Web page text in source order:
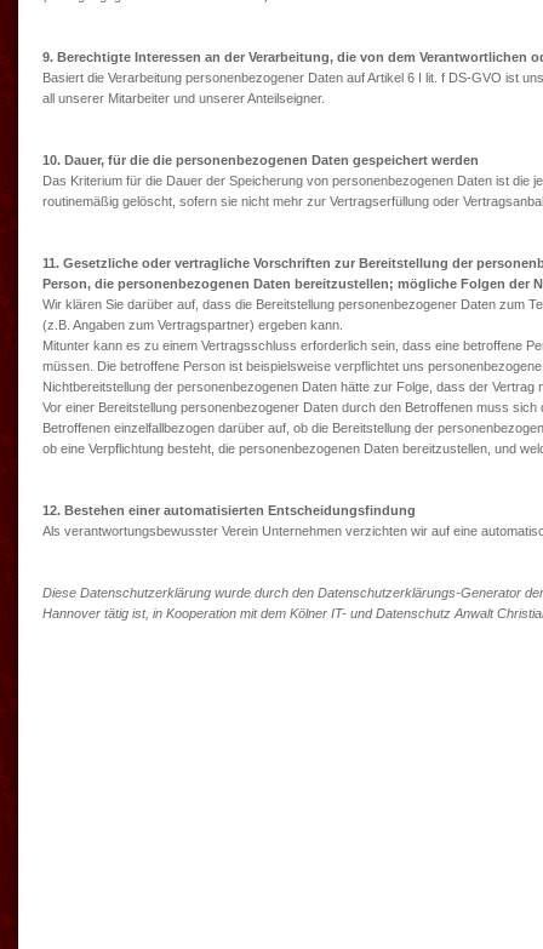
9. Berechtigte Interessen an der Verarbeitung, die von dem Verantwortlichen
Basiert die Verarbeitung personenbezogener Daten auf Artikel 6 I lit. f DS-GVO ist
all unserer Mitarbeiter und unserer Anteilseigner.
10. Dauer, für die die personenbezogenen Daten gespeichert werden
Das Kriterium für die Dauer der Speicherung von personenbezogenen Daten ist die
routinemäßig gelöscht, sofern sie nicht mehr zur Vertragserfüllung oder
11. Gesetzliche oder vertragliche Vorschriften zur Bereitstellung der
Person, die personenbezogenen Daten bereitzustellen; mögliche Folgen der
Wir klären Sie darüber auf, dass die Bereitstellung personenbezogener Daten zum
(z.B. Angaben zum Vertragspartner) ergeben kann.
Mitunter kann es zu einem Vertragsschluss erforderlich sein, dass eine betroffene
müssen. Die betroffene Person ist beispielsweise verpflichtet uns
Nichtbereitstellung der personenbezogenen Daten hätte zur Folge, dass der
Vor einer Bereitstellung personenbezogener Daten durch den Betroffenen muss
Betroffenen einzelfallbezogen darüber auf, ob die Bereitstellung der
ob eine Verpflichtung besteht, die personenbezogenen Daten bereitzustellen, und
12. Bestehen einer automatisierten Entscheidungsfindung
Als verantwortungsbewusster Verein Unternehmen verzichten wir auf eine
Diese Datenschutzerklärung wurde durch den Datenschutzerklärungs-Generator
Hannover tätig ist, in Kooperation mit dem Kölner IT- und Datenschutz Anwalt